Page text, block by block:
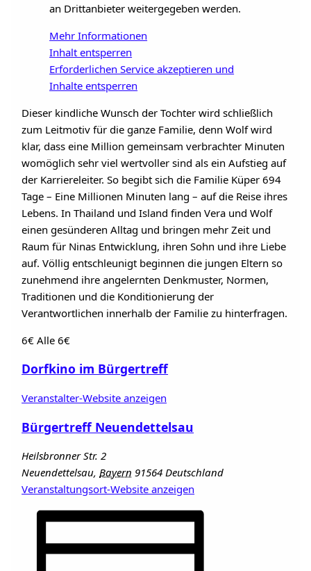
an Drittanbieter weitergegeben werden.
Mehr Informationen
Inhalt entsperren
Erforderlichen Service akzeptieren und
Inhalte entsperren
Dieser kindliche Wunsch der Tochter wird schließlich
zum Leitmotiv für die ganze Familie, denn Wolf wird
klar, dass eine Million gemeinsam verbrachter Minuten
womöglich sehr viel wertvoller sind als ein Aufstieg auf
der Karriereleiter. So begibt sich die Familie Küper 694
Tage – Eine Millionen Minuten lang – auf die Reise ihres
Lebens. In Thailand und Island finden Vera und Wolf
einen gesünderen Alltag und bringen mehr Zeit und
Raum für Ninas Entwicklung, ihren Sohn und ihre Liebe
auf. Völlig entschleunigt beginnen die jungen Eltern so
zunehmend ihre angelernten Denkmuster, Normen,
Traditionen und die Konditionierung der
Verantwortlichen innerhalb der Familie zu hinterfragen.
6€Alle 6€
Dorfkino im Bürgertreff
Veranstalter-Website anzeigen
Bürgertreff Neuendettelsau
Heilsbronner Str. 2
Neuendettelsau, Bayern 91564 Deutschland
Veranstaltungsort-Website anzeigen